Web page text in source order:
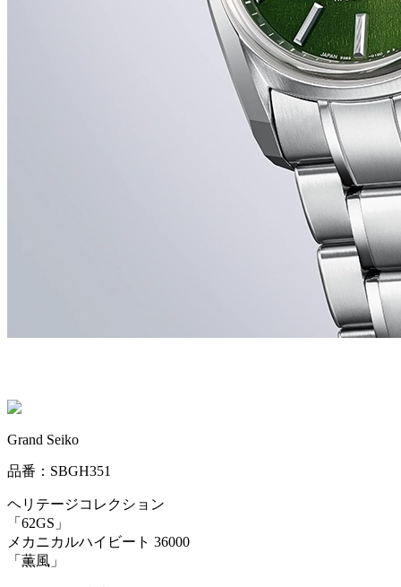
Grand Seiko
品番：SBGH351
ヘリテージコレクション
「62GS」
メカニカルハイビート 36000
「薫風」